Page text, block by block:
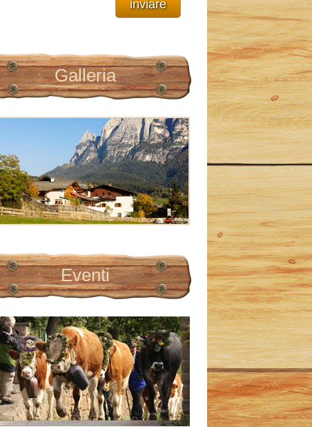
inviare
Galleria
Eventi